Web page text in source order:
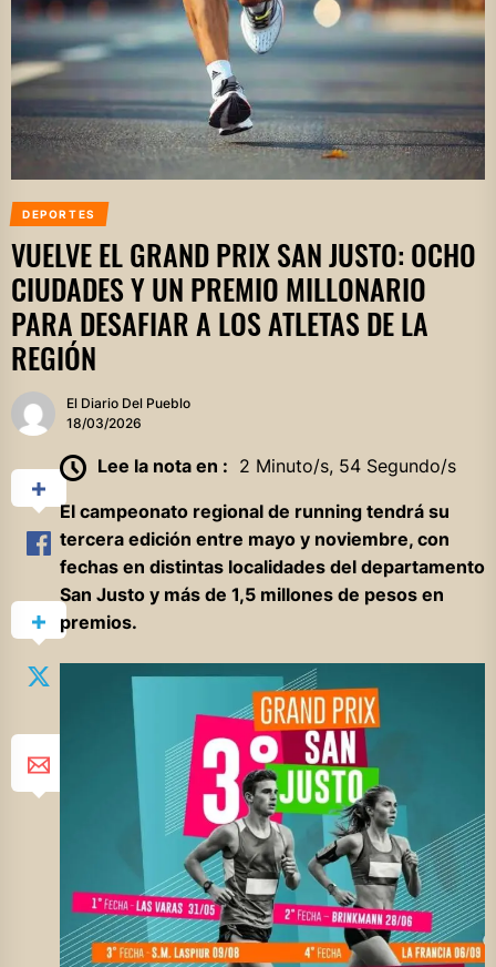
DEPORTES
VUELVE EL GRAND PRIX SAN JUSTO: OCHO
CIUDADES Y UN PREMIO MILLONARIO
PARA DESAFIAR A LOS ATLETAS DE LA
REGIÓN
El Diario Del Pueblo
18/03/2026
Lee la nota en : 2 Minuto/s, 54 Segundo/s
El campeonato regional de running tendrá su
tercera edición entre mayo y noviembre, con
fechas en distintas localidades del departamento
San Justo y más de 1,5 millones de pesos en
premios.